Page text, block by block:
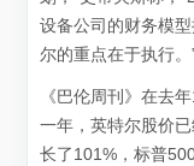
设备公司的财务模
尔的重点在于执行。
《巴伦周刊》在去
一年，英特尔股价
长了101%，标普